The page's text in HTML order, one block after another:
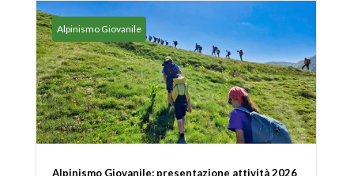
Alpinismo Giovanile
Alpinismo Giovanile: presentazione attività 2026